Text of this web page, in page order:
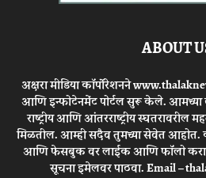
ABOUT
अक्षरा मीडिया कॉर्पोरेशनने
आणि इन्फोटेनमेंट पोर्टल सुरू केले. आमच्या
राष्ट्रीय आणि आंतरराष्ट्रीय स्घतरावरील
मिळतील. आम्ही सदैव तुमच्या सेवेत आहोत.
आणि फेसबुक वर लाईक आणि फॉलो करा.
सूचना इमेलवर पाठवा. Email –